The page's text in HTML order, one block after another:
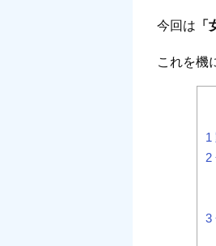
今回は
これを機
1
2
3